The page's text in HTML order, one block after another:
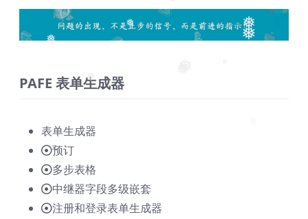
❅
❅
❅
❅
❅
PAFE 表单生成器
表单生成器
预订
多步表格
中继器字段多级嵌套
注册和登录表单生成器